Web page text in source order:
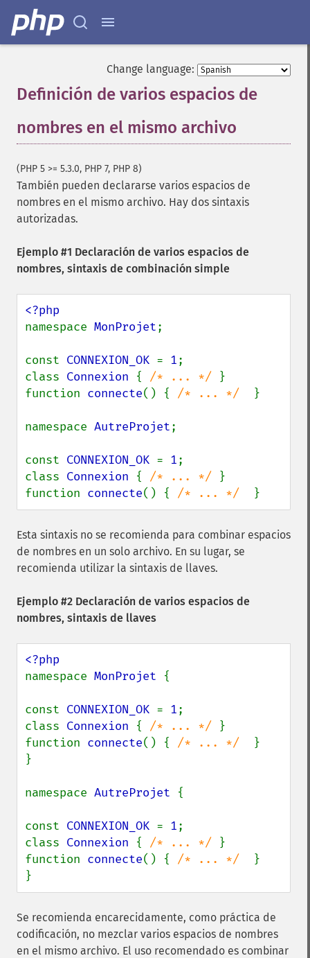
Change language:
Definición de varios espacios de
nombres en el mismo archivo
(PHP 5 >= 5.3.0, PHP 7, PHP 8)
También pueden declararse varios espacios de
nombres en el mismo archivo. Hay dos sintaxis
autorizadas.
Ejemplo #1 Declaración de varios espacios de
nombres, sintaxis de combinación simple
namespace MonProjet;
const CONNEXION_OK = 1;
class Connexion { /* ... */
}
function connecte() { /* ... */ }
namespace AutreProjet;
const CONNEXION_OK = 1;
class Connexion { /* ... */
}
function connecte() { /* ... */ }
Esta sintaxis no se recomienda para combinar espacios
de nombres en un solo archivo. En su lugar, se
recomienda utilizar la sintaxis de llaves.
Ejemplo #2 Declaración de varios espacios de
nombres, sintaxis de llaves
namespace MonProjet {
const CONNEXION_OK = 1;
class Connexion { /* ... */
}
function connecte() { /* ... */
}
}
namespace AutreProjet {
const CONNEXION_OK = 1;
class Connexion { /* ... */
}
function connecte() { /* ... */
}
}
Se recomienda encarecidamente, como práctica de
codificación, no mezclar varios espacios de nombres
en el mismo archivo. El uso recomendado es combinar